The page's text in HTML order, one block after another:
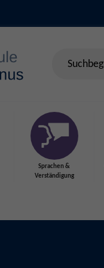
Sprachen &
Verständigung